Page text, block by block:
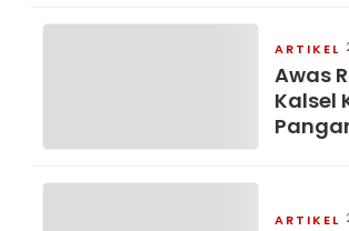
ARTIKEL
Awas
Kalsel
ARTIKEL